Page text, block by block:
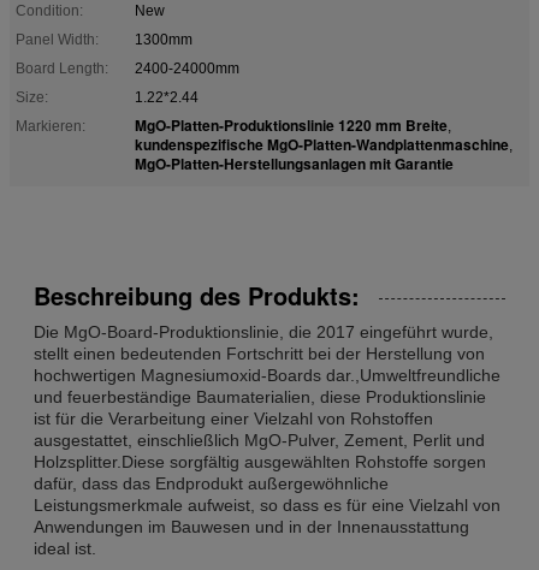
Condition:
New
Panel Width:
1300mm
Board Length:
2400-24000mm
Size:
1.22*2.44
Markieren:
MgO-Platten-Produktionslinie 1220 mm Breite,
kundenspezifische MgO-Platten-Wandplattenmaschine,
MgO-Platten-Herstellungsanlagen mit Garantie
Beschreibung des Produkts:
Die MgO-Board-Produktionslinie, die 2017 eingeführt wurde,
stellt einen bedeutenden Fortschritt bei der Herstellung von
hochwertigen Magnesiumoxid-Boards dar.,Umweltfreundliche
und feuerbeständige Baumaterialien, diese Produktionslinie
ist für die Verarbeitung einer Vielzahl von Rohstoffen
ausgestattet, einschließlich MgO-Pulver, Zement, Perlit und
Holzsplitter.Diese sorgfältig ausgewählten Rohstoffe sorgen
dafür, dass das Endprodukt außergewöhnliche
Leistungsmerkmale aufweist, so dass es für eine Vielzahl von
Anwendungen im Bauwesen und in der Innenausstattung
ideal ist.